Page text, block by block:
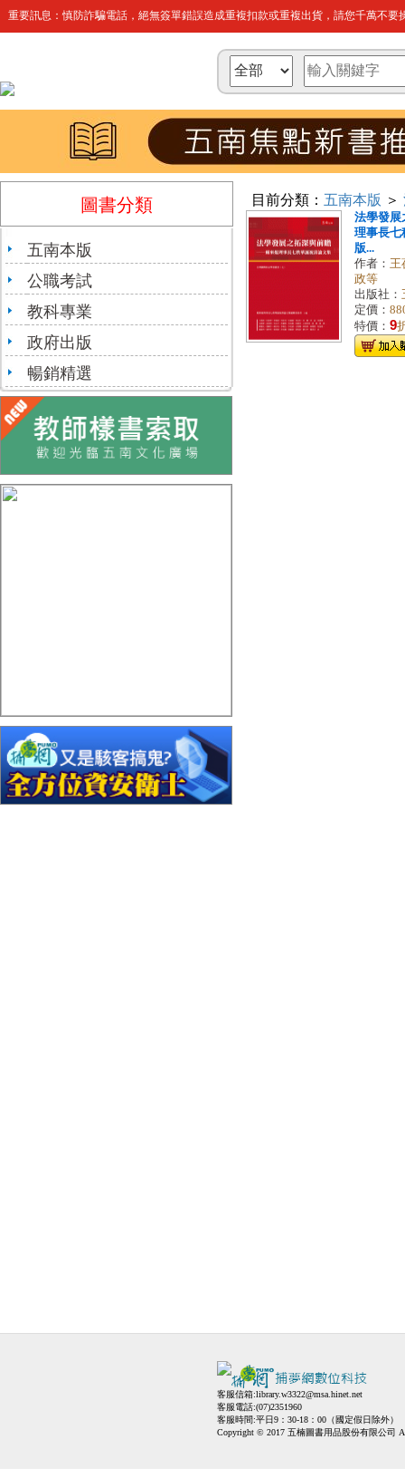
重要訊息：慎防詐騙電話，絕無簽單錯誤造成重複扣款或重複出貨，請您千萬不要
圖書分類
五南本版
公職考試
教科專業
政府出版
暢銷精選
目前分類： 五南本版 ＞
法學發展
理事長七
版...
作者： 王
政等
出版社：
定價：
特價： 9
客服信箱:library.w3322@msa.hinet.net
客服電話:(07)2351960
客服時間:平日9：30-18：00（國定假日除外）
Copyright © 2017 五楠圖書用品股份有限公司